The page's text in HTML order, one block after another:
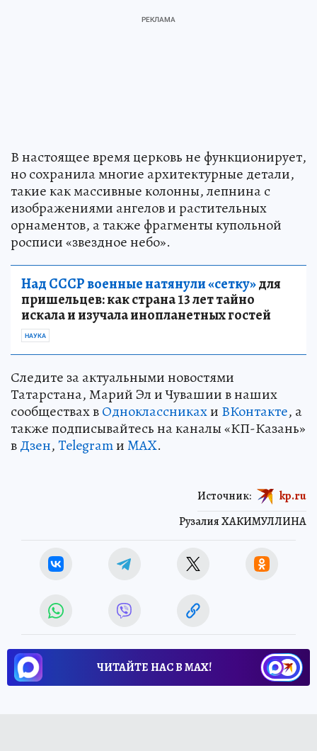
В настоящее время церковь не функционирует,
но сохранила многие архитектурные детали,
такие как массивные колонны, лепнина с
изображениями ангелов и растительных
орнаментов, а также фрагменты купольной
росписи «звездное небо».
Над СССР военные натянули «сетку»для
пришельцев: как страна 13 лет тайно
искала и изучала инопланетных гостей
НАУКА
Следите за актуальными новостями
Татарстана, Марий Эл и Чувашии в наших
сообществах вОдноклассникахи ВКонтакте, а
также подписывайтесь на каналы «КП-Казань»
вДзен,TelegramиMAX.
Рузалия ХАКИМУЛЛИНА
Источник: kp.ru
ЧИТАЙТЕ НАС В МАХ!